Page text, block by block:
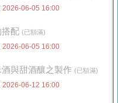
2026-06-05 16:00
搭配 (已額滿)
2026-06-05 16:00
與甜酒釀之製作 (已額滿)
2026-06-12 16:00